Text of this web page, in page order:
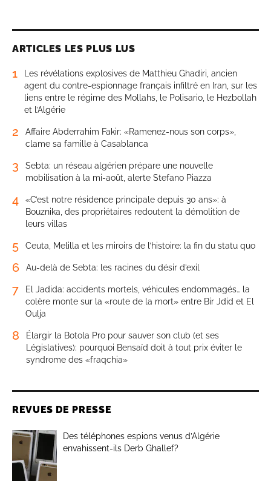
ARTICLES LES PLUS LUS
1
Les révélations explosives de Matthieu Ghadiri, ancien
agent du contre-espionnage français infiltré en Iran, sur les
liens entre le régime des Mollahs, le Polisario, le Hezbollah
et l’Algérie
2
Affaire Abderrahim Fakir: «Ramenez-nous son corps»,
clame sa famille à Casablanca
3
Sebta: un réseau algérien prépare une nouvelle
mobilisation à la mi-août, alerte Stefano Piazza
4
«C’est notre résidence principale depuis 30 ans»: à
Bouznika, des propriétaires redoutent la démolition de
leurs villas
5 Ceuta, Melilla et les miroirs de l’histoire: la fin du statu quo
6 Au-delà de Sebta: les racines du désir d’exil
7
El Jadida: accidents mortels, véhicules endommagés… la
colère monte sur la «route de la mort» entre Bir Jdid et El
Oulja
8
Élargir la Botola Pro pour sauver son club (et ses
Législatives): pourquoi Bensaïd doit à tout prix éviter le
syndrome des «fraqchia»
REVUES DE PRESSE
Des téléphones espions venus d’Algérie
envahissent-ils Derb Ghallef?